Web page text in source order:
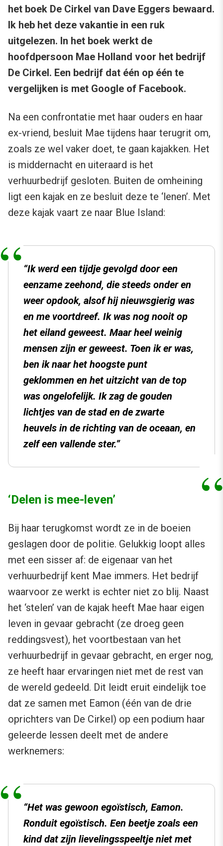
het boek De Cirkel van Dave Eggers bewaard.
Ik heb het deze vakantie in een ruk
uitgelezen. In het boek werkt de
hoofdpersoon Mae Holland voor het bedrijf
De Cirkel. Een bedrijf dat één op één te
vergelijken is met Google of Facebook.
Na een confrontatie met haar ouders en haar
ex-vriend, besluit Mae tijdens haar terugrit om,
zoals ze wel vaker doet, te gaan kajakken. Het
is middernacht en uiteraard is het
verhuurbedrijf gesloten. Buiten de omheining
ligt een kajak en ze besluit deze te ‘lenen’. Met
deze kajak vaart ze naar Blue Island:
“Ik werd een tijdje gevolgd door een
eenzame zeehond, die steeds onder en
weer opdook, alsof hij nieuwsgierig was
en me voortdreef. Ik was nog nooit op
het eiland geweest. Maar heel weinig
mensen zijn er geweest. Toen ik er was,
ben ik naar het hoogste punt
geklommen en het uitzicht van de top
was ongelofelijk. Ik zag de gouden
lichtjes van de stad en de zwarte
heuvels in de richting van de oceaan, en
zelf een vallende ster.”
‘Delen is mee-leven’
Bij haar terugkomst wordt ze in de boeien
geslagen door de politie. Gelukkig loopt alles
met een sisser af: de eigenaar van het
verhuurbedrijf kent Mae immers. Het bedrijf
waarvoor ze werkt is echter niet zo blij. Naast
het ‘stelen’ van de kajak heeft Mae haar eigen
leven in gevaar gebracht (ze droeg geen
reddingsvest), het voortbestaan van het
verhuurbedrijf in gevaar gebracht, en erger nog,
ze heeft haar ervaringen niet met de rest van
de wereld gedeeld. Dit leidt eruit eindelijk toe
dat ze samen met Eamon (één van de drie
oprichters van De Cirkel) op een podium haar
geleerde lessen deelt met de andere
werknemers:
“Het was gewoon egoïstisch, Eamon.
Ronduit egoïstisch. Een beetje zoals een
kind dat zijn lievelingsspeeltje niet met